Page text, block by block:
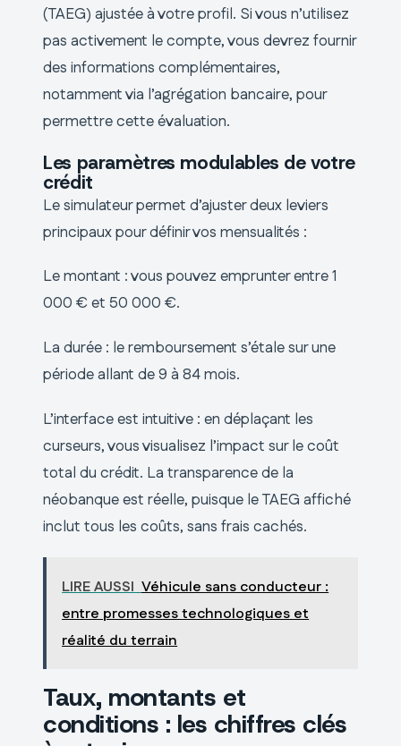
(TAEG) ajustée à votre profil. Si vous n’utilisez
pas activement le compte, vous devrez fournir
des informations complémentaires,
notamment via l’agrégation bancaire, pour
permettre cette évaluation.
Les paramètres modulables de votre
crédit
Le simulateur permet d’ajuster deux leviers
principaux pour définir vos mensualités :
Le montant : vous pouvez emprunter entre 1
000 € et 50 000 €.
La durée : le remboursement s’étale sur une
période allant de 9 à 84 mois.
L’interface est intuitive : en déplaçant les
curseurs, vous visualisez l’impact sur le coût
total du crédit. La transparence de la
néobanque est réelle, puisque le TAEG affiché
inclut tous les coûts, sans frais cachés.
LIRE AUSSI Véhicule sans conducteur :
entre promesses technologiques et
réalité du terrain
Taux, montants et
conditions : les chiffres clés